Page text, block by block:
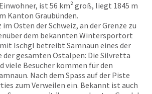
ist 56 km² groß, liegt 1845 m
Kanton Graubünden.
Osten der Schweiz, an der Grenze zu
dem bekannten Wintersportort
Ischgl betreibt Samnaun eines der
gesamten Ostalpen: Die Silvretta
viele Besucher kommen für den
Nach dem Spass auf der Piste
zum Verweilen ein. Bekannt ist auch